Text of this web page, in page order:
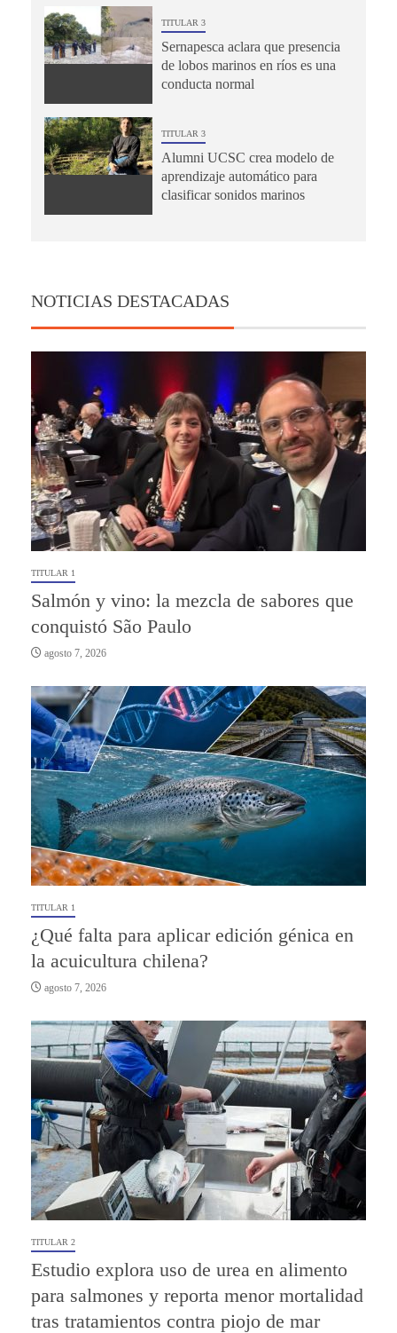
TITULAR 3
Sernapesca aclara que presencia
de lobos marinos en ríos es una
conducta normal
TITULAR 3
Alumni UCSC crea modelo de
aprendizaje automático para
clasificar sonidos marinos
NOTICIAS DESTACADAS
TITULAR 1
Salmón y vino: la mezcla de sabores que
conquistó São Paulo
agosto 7, 2026
TITULAR 1
¿Qué falta para aplicar edición génica en
la acuicultura chilena?
agosto 7, 2026
TITULAR 2
Estudio explora uso de urea en alimento
para salmones y reporta menor mortalidad
tras tratamientos contra piojo de mar